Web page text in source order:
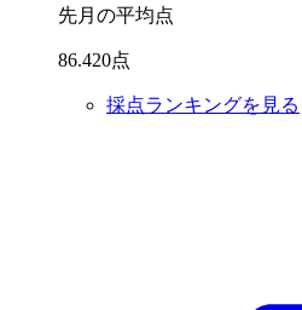
先月の平均点
86.420点
採点ランキングを見る